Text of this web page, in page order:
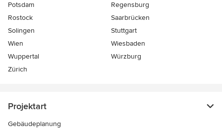
Potsdam
Regensburg
Rostock
Saarbrücken
Solingen
Stuttgart
Wien
Wiesbaden
Wuppertal
Würzburg
Zürich
Projektart
Gebäudeplanung